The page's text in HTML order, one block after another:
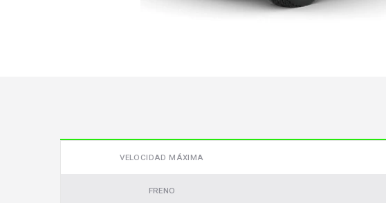
VELOCIDAD MÁXIMA
FRENO